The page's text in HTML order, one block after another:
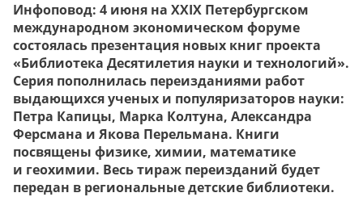
Инфоповод: 4 июня на XXIX Петербургском
международном экономическом форуме
состоялась презентация новых книг проекта
«Библиотека Десятилетия науки и технологий».
Серия пополнилась переизданиями работ
выдающихся ученых и популяризаторов науки:
Петра Капицы, Марка Колтуна, Александра
Ферсмана и Якова Перельмана. Книги
посвящены физике, химии, математике
и геохимии. Весь тираж переизданий будет
передан в региональные детские библиотеки.